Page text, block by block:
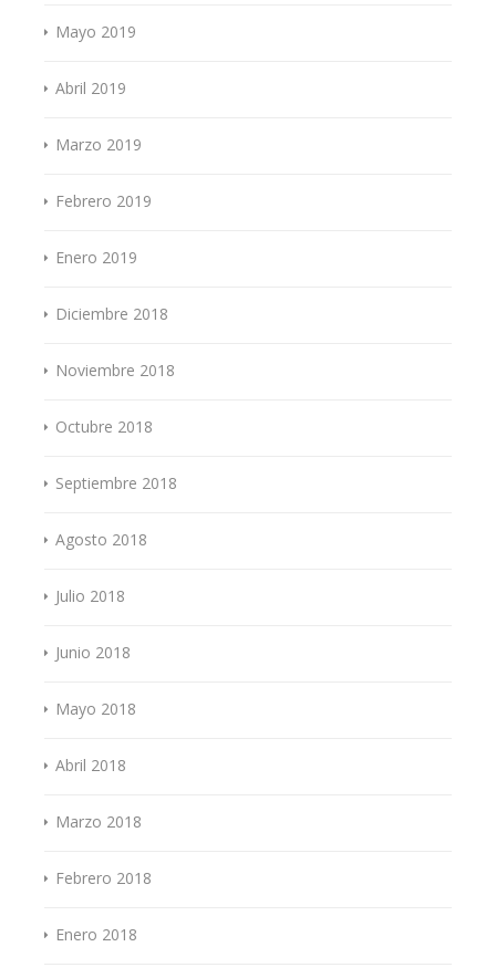
Mayo 2019
Abril 2019
Marzo 2019
Febrero 2019
Enero 2019
Diciembre 2018
Noviembre 2018
Octubre 2018
Septiembre 2018
Agosto 2018
Julio 2018
Junio 2018
Mayo 2018
Abril 2018
Marzo 2018
Febrero 2018
Enero 2018